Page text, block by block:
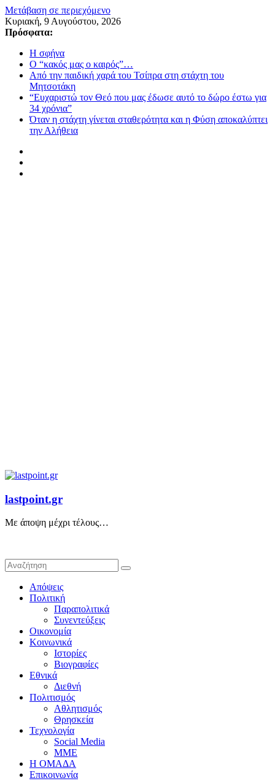
Μετάβαση σε περιεχόμενο
Κυριακή, 9 Αυγούστου, 2026
Πρόσφατα:
Η σφήνα
Ο “κακός μας ο καιρός”…
Από την παιδική χαρά του Τσίπρα στη στάχτη του
Μητσοτάκη
“Ευχαριστώ τον Θεό που μας έδωσε αυτό το δώρο έστω για
34 χρόνια”
Όταν η στάχτη γίνεται σταθερότητα και η Φύση αποκαλύπτει
την Αλήθεια
lastpoint.gr
Με άποψη μέχρι τέλους…
Απόψεις
Πολιτική
Παραπολιτικά
Συνεντεύξεις
Οικονομία
Κοινωνικά
Ιστορίες
Βιογραφίες
Εθνικά
Διεθνή
Πολιτισμός
Αθλητισμός
Θρησκεία
Τεχνολογία
Social Media
ΜΜΕ
Η ΟΜΑΔΑ
Επικοινωνία